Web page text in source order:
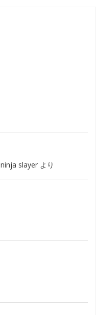
ninja slayer より